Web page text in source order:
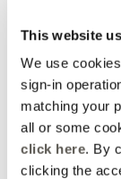
This website
We use
sign-in
matching your
all or some
click here. By
clicking the
2026-05-30
Commesse